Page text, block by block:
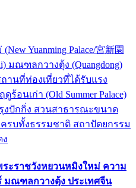
Yuanming Palace/宮新園
มณฑลกวางตุ้ง (Quangdong)
านที่ท่องเที่ยวที่ได้รับแรง
อนเก่า (Old Summer Palace)
ปักกิ่ง สวนสาธารณะขนาด
รบทั้งธรรมชาติ สถาปัตยกรรม
พระราชวังหยวนหมิงใหม่ ความ
มณฑลกวางตุ้ง ประเทศจีน